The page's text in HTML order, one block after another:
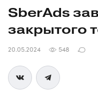
SberAds
закрытого
20.05.2024 548